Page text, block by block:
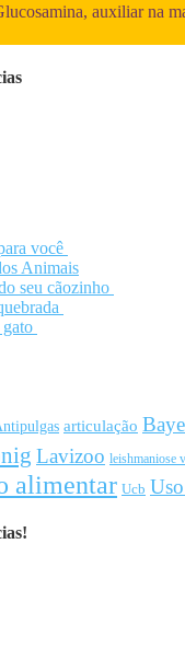
auxiliar na
você
Animais
seu cãozinho
gato
articulação
Lavizoo leishmaniose
alimentar Ucb